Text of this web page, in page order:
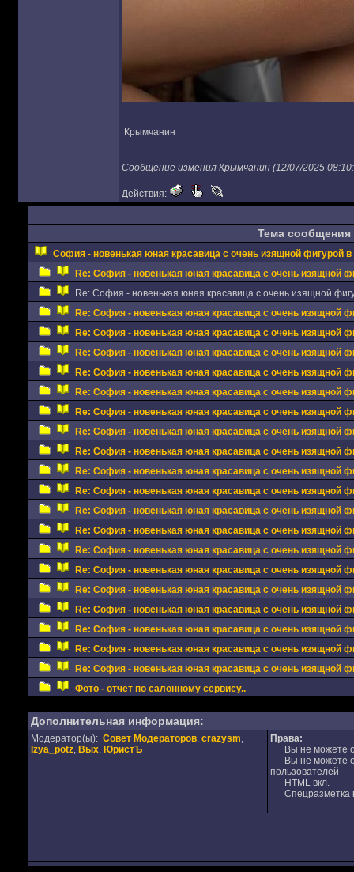
--------------------
Крымчанин
Сообщение изменил Крымчанин (12/07/2025
Действия:
Тема сообщения
София - новенькая юная красавица с очень изящной фигурой в
Re: София - новенькая юная красавица с очень изящной
Re: София - новенькая юная красавица с очень изящной
Re: София - новенькая юная красавица с очень изящной
Re: София - новенькая юная красавица с очень изящной
Re: София - новенькая юная красавица с очень изящной
Re: София - новенькая юная красавица с очень изящной
Re: София - новенькая юная красавица с очень изящной
Re: София - новенькая юная красавица с очень изящной
Re: София - новенькая юная красавица с очень изящной
Re: София - новенькая юная красавица с очень изящной
Re: София - новенькая юная красавица с очень изящной
Re: София - новенькая юная красавица с очень изящной
Re: София - новенькая юная красавица с очень изящной
Re: София - новенькая юная красавица с очень изящной
Re: София - новенькая юная красавица с очень изящной
Re: София - новенькая юная красавица с очень изящной
Re: София - новенькая юная красавица с очень изящной
Re: София - новенькая юная красавица с очень изящной
Re: София - новенькая юная красавица с очень изящной
Re: София - новенькая юная красавица с очень изящной
Re: София - новенькая юная красавица с очень изящной
Фото - отчёт по салонному сервису..
Дополнительная информация:
Модератор(ы): Совет Модераторов, crazysm,
Izya_potz, Вых, ЮристЪ
Права:
Вы не можете
Вы не можете
пользователей
HTML вкл.
Спецразметка